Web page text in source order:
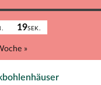
19SEK.
»